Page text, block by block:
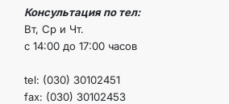
Консультация по тел:
Вт, Ср и Чт.
с 14:00 до 17:00 часов
tel: (030) 30102451
fax: (030) 30102453